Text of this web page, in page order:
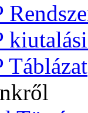
Táblázat